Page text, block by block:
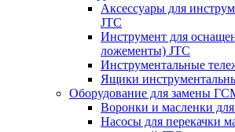
Аксессуары для
JTC
Инструмент для
ложементы) JTC
Инструментальные
Ящики
Оборудование для замены
Воронки и масленки для
Насосы для перекачки